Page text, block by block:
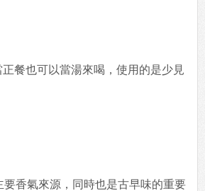
餐也可以當湯來喝，使用的是少見
要香氣來源，同時也是古早味的重要